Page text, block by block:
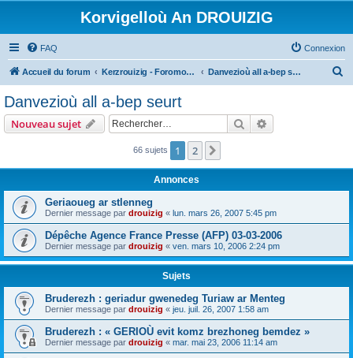
Korvigelloù An DROUIZIG
FAQ Connexion
Accueil du forum Kerzrouizig - Foromoù An Drouizig Danvezioù all a-bep seurt
e
Danvezioù all a-bep seurt
Nouveau sujet Rechercher
66 sujets 1 2
Annonces
Geriaoueg ar stlenneg
Dernier message par drouizig « lun. mars 26, 2007 5:45 pm
Dépêche Agence France Presse (AFP) 03-03-2006
Dernier message par drouizig « ven. mars 10, 2006 2:24 pm
Sujets
Bruderezh : geriadur gwenedeg Turiaw ar Menteg
Dernier message par drouizig « jeu. juil. 26, 2007 1:58 am
Bruderezh : « GERIOÙ evit komz brezhoneg bemdez »
Dernier message par drouizig « mar. mai 23, 2006 11:14 am